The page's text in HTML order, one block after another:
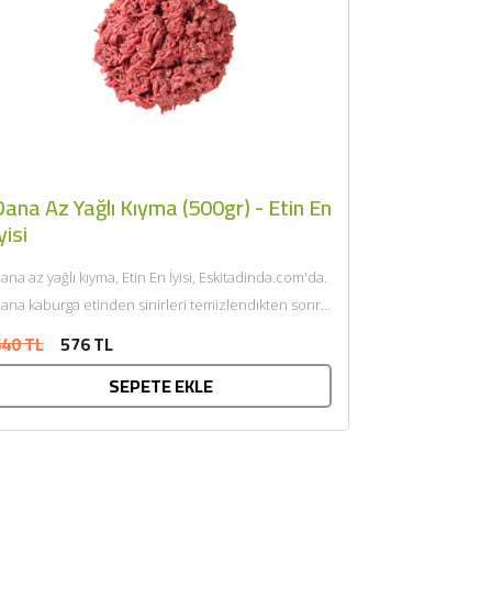
Az Yağlı Kıyma (500gr) - Etin En
az yağlı kıyma, Etin En İyisi, Eskitadinda.com'da.
kaburga etinden sinirleri temizlendikten sonra
TL 576 TL
SEPETE EKLE